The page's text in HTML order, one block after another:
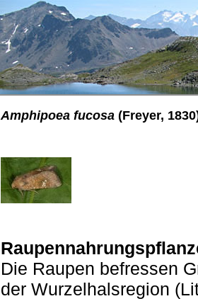
Amphipoea fucosa (Freyer,
Die Raupen befressen
der Wurzelhalsregion